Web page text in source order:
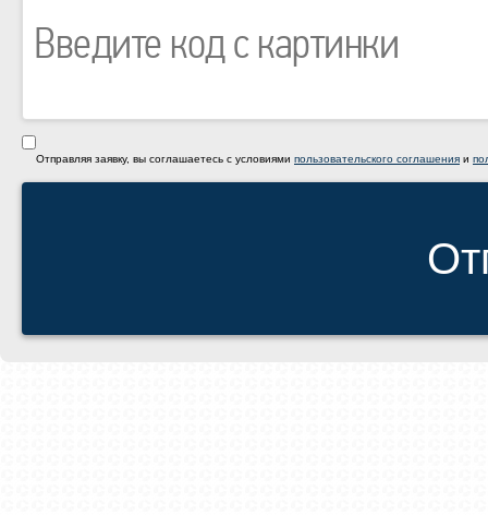
Отправляя заявку, вы соглашаетесь с условиями пользовательского соглашения и